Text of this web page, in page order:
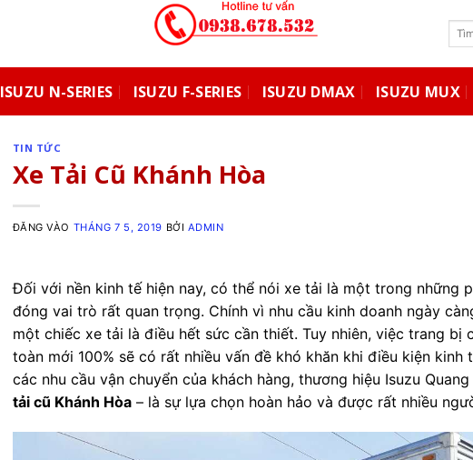
Tìm
ISUZU N-SERIES ISUZU F-SERIES ISUZU DMAX ISUZU MUX
TIN TỨC
Xe Tải Cũ Khánh Hòa
ĐĂNG VÀO THÁNG 7 5, 2019 BỞI ADMIN
Đối với nền kinh tế hiện nay, có thể nói xe tải là một trong những
đóng vai trò rất quan trọng. Chính vì nhu cầu kinh doanh ngày
một chiếc xe tải là điều hết sức cần thiết. Tuy nhiên, việc trang bị
toàn mới 100% sẽ có rất nhiều vấn đề khó khăn khi điều kiện
các nhu cầu vận chuyển của khách hàng, thương hiệu Isuzu
tải cũ Khánh Hòa– là sự lựa chọn hoàn hảo và được rất nhiều